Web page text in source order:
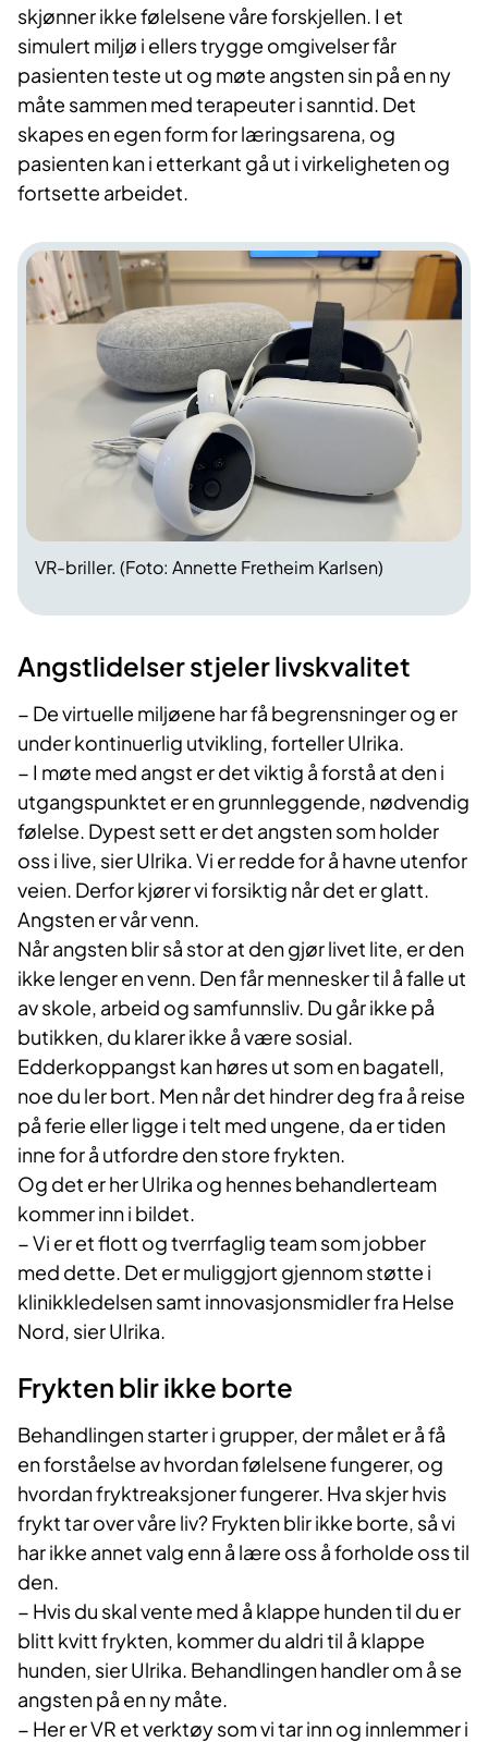
skjønner ikke følelsene våre forskjellen. I et
simulert miljø i ellers trygge omgivelser får
pasienten teste ut og møte angsten sin på en ny
måte sammen med terapeuter i sanntid. Det
skapes en egen form for læringsarena, og
pasienten kan i etterkant gå ut i virkeligheten og
fortsette arbeidet.
VR-briller. (Foto: Annette Fretheim Karlsen)
Angstlidelser stjeler livskvalitet
− De virtuelle miljøene har få begrensninger og er
under kontinuerlig utvikling, forteller Ulrika.
− I møte med angst er det viktig å forstå at den i
utgangspunktet er en grunnleggende, nødvendig
følelse. Dypest sett er det angsten som holder
oss i live, sier Ulrika. Vi er redde for å havne utenfor
veien. Derfor kjører vi forsiktig når det er glatt.
Angsten er vår venn.
Når angsten blir så stor at den gjør livet lite, er den
ikke lenger en venn. Den får mennesker til å falle ut
av skole, arbeid og samfunnsliv. Du går ikke på
butikken, du klarer ikke å være sosial.
Edderkoppangst kan høres ut som en bagatell,
noe du ler bort. Men når det hindrer deg fra å reise
på ferie eller ligge i telt med ungene, da er tiden
inne for å utfordre den store frykten.
Og det er her Ulrika og hennes behandlerteam
kommer inn i bildet.
− Vi er et flott og tverrfaglig team som jobber
med dette. Det er muliggjort gjennom støtte i
klinikkledelsen samt innovasjonsmidler fra Helse
Nord, sier Ulrika.
Frykten blir ikke borte
Behandlingen starter i grupper, der målet er å få
en forståelse av hvordan følelsene fungerer, og
hvordan fryktreaksjoner fungerer. Hva skjer hvis
frykt tar over våre liv? Frykten blir ikke borte, så vi
har ikke annet valg enn å lære oss å forholde oss til
den.
− Hvis du skal vente med å klappe hunden til du er
blitt kvitt frykten, kommer du aldri til å klappe
hunden, sier Ulrika. Behandlingen handler om å se
angsten på en ny måte.
− Her er VR et verktøy som vi tar inn og innlemmer i